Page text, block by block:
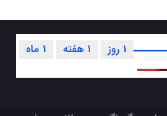
1 ماه 1 هفته 1 روز